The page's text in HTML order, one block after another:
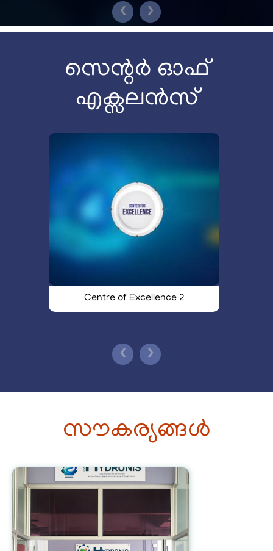
❮ ❯
സെന്റർ ഓഫ്
എക്സലൻസ്
Centre of Excellence 2
Centre of Excellence 3
❮ ❯
സൗകര്യങ്ങൾ